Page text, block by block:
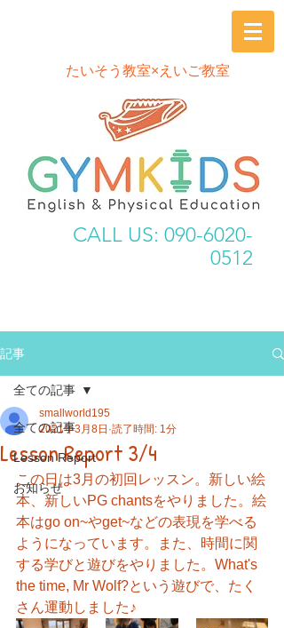
​たいそう教室×えいご教室
CALL US: 090-6020-
0512
記事
全ての記事
Lesson Report
お知らせ
全ての記事
Lesson Report 3/4
smallworld195
2021年3月8日 読了時間: 1分
この日は3月の初回レッスン。新しい絵
本、新しいPG chantsをやりました。絵
本はgo on~やget~などの表現を学べる
ようになっています。また、時間に関
する学びと遊びをやりました。What's
the time, Mr Wolf?という遊びで、たく
さん運動しました♪